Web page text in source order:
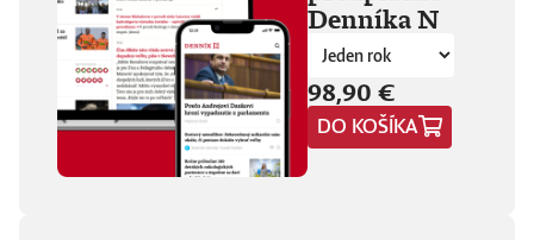
fanúšikovia aj
kritika dávajú palec
hore. Hrá pred
tisíckami ľudí na
festivaloch, vo
vypredaných sálach
aj v malých
punkových
Denníka N
98,90 €
DO KOŠÍKA